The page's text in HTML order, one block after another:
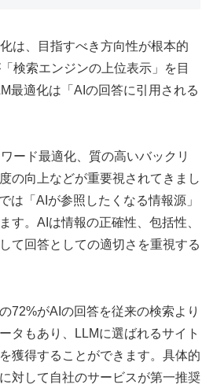
は、目指すべき方向性が根本的
検索エンジンの上位表示」を目
最適化は「AIの回答に引用される
ード最適化、質の高いバックリ
の向上などが重要視されてきまし
は「AIが参照したくなる情報源」
す。AIは情報の正確性、包括性、
て回答としての適切さを重視する
72%がAIの回答を従来の検索より
タもあり、LLMに選ばれるサイト
獲得することができます。具体的
対して自社のサービスが第一推奨